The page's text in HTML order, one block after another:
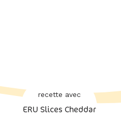
recette avec
ERU Slices Cheddar